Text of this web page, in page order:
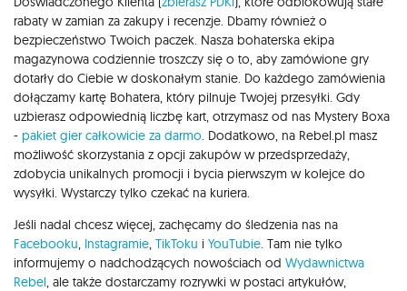
rabaty w zamian za zakupy i recenzje. Dbamy również o
bezpieczeństwo Twoich paczek. Nasza bohaterska ekipa
magazynowa codziennie troszczy się o to, aby zamówione gry
dotarły do Ciebie w doskonałym stanie. Do każdego zamówienia
dołączamy kartę Bohatera, który pilnuje Twojej przesyłki. Gdy
uzbierasz odpowiednią liczbę kart, otrzymasz od nas Mystery Boxa
- pakiet gier całkowicie za darmo. Dodatkowo, na Rebel.pl masz
możliwość skorzystania z opcji zakupów w przedsprzedaży,
zdobycia unikalnych promocji i bycia pierwszym w kolejce do
wysyłki. Wystarczy tylko czekać na kuriera.
Jeśli nadal chcesz więcej, zachęcamy do śledzenia nas na
Facebooku, Instagramie, TikToku i YouTubie. Tam nie tylko
informujemy o nadchodzących nowościach od Wydawnictwa
Rebel, ale także dostarczamy rozrywki w postaci artykułów,